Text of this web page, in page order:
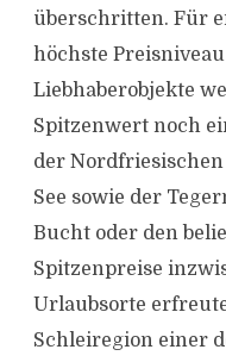
überschritten. Für
höchste
Liebhaberobjekte
Spitzenwert noch
der
See sowie der
Bucht oder den
Spitzenpreise
Urlaubsorte
Schleiregion einer